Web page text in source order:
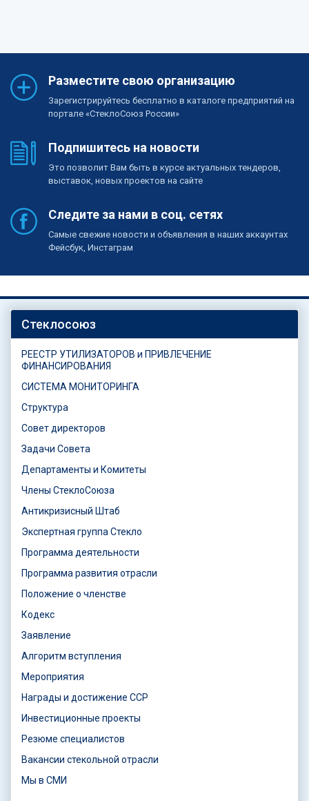
Разместите свою организацию
Зарегистрируйтесь бесплатно в каталоге предприятий на
портале «СтеклоСоюз России»
Подпишитесь на новости
Это позволит Вам быть в курсе актуальных тендеров,
выставок, новых проектов на сайте
Следите за нами в соц. сетях
Самые свежие новости и объявления в наших аккаунтах
Фейсбук, Инстаграм
Стеклосоюз
РЕЕСТР УТИЛИЗАТОРОВ и ПРИВЛЕЧЕНИЕ
ФИНАНСИРОВАНИЯ
СИСТЕМА МОНИТОРИНГА
Структура
Совет директоров
Задачи Совета
Департаменты и Комитеты
Члены СтеклоСоюза
Антикризисный Штаб
Экспертная группа Стекло
Программа деятельности
Программа развития отрасли
Положение о членстве
Кодекс
Заявление
Алгоритм вступления
Мероприятия
Награды и достижение ССР
Инвестиционные проекты
Резюме специалистов
Вакансии стекольной отрасли
Мы в СМИ